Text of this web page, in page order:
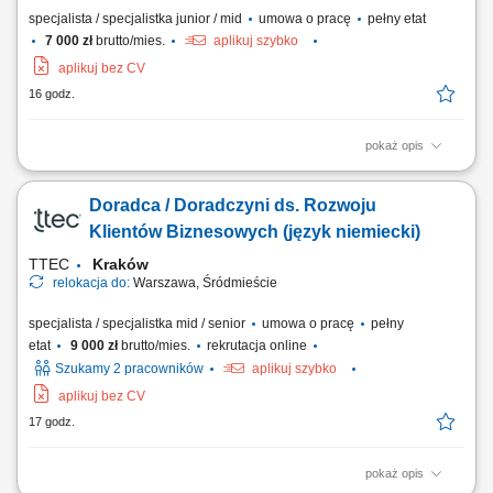
specjalista / specjalistka junior / mid umowa o pracę
pełny etat
7 000 złbrutto/mies.
aplikuj szybko
aplikuj bez CV
16 godz.
pokaż opis
Opis stanowiska: rozwijanie sprzedaży poprzez aktywne działania w
klientów oraz proponowanie dopasowanych rozwiązań, prowadzenie
prezentacji i negocjacji handlowych, utrzymywanie trwałych relacji i
Doradca / Doradczyni ds. Rozwoju
Klientów Biznesowych (język niemiecki)
TTEC Kraków
relokacja do: Warszawa, Śródmieście
specjalista / specjalistka mid / senior umowa o pracę
pełny
etat
9 000 złbrutto/mies.
rekrutacja online
Szukamy 2 pracowników
aplikuj szybko
aplikuj bez CV
17 godz.
pokaż opis